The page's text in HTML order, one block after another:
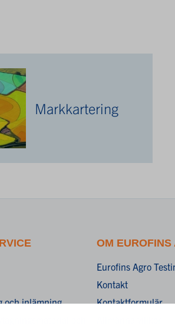
Markkartering
och inlämning
OM EUROFINS
Eurofins Agro
Kontakt
Kontaktformulär